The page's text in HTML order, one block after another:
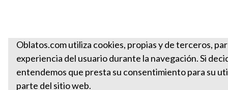
Oblatos.com utiliza cookies, propias y de terceros,
experiencia del usuario durante la navegación. Si
entendemos que presta su consentimiento para su
parte del sitio web.